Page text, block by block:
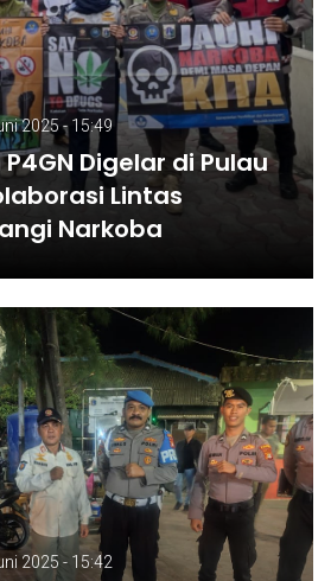
2025 - 15:49
Digelar di Pulau
Lintas
Narkoba
2025 - 15:42